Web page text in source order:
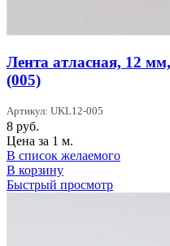
Лента атласная, 12
(005)
Артикул: UKL12-005
8 руб.
Цена за 1 м.
В список желаемого
В корзину
Быстрый просмотр